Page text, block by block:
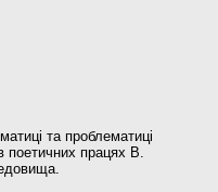
та проблематиці
поетичних працях В.